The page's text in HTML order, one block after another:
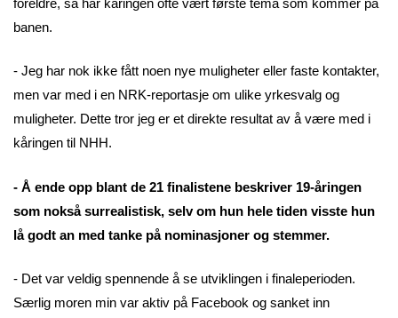
banen.
- Jeg har nok ikke fått noen nye muligheter eller faste kontakter,
men var med i en NRK-reportasje om ulike yrkesvalg og
muligheter. Dette tror jeg er et direkte resultat av å være med i
kåringen til NHH.
- Å ende opp blant de 21 finalistene beskriver 19-åringen
som nokså surrealistisk, selv om hun hele tiden visste hun
lå godt an med tanke på nominasjoner og stemmer.
- Det var veldig spennende å se utviklingen i finaleperioden.
Særlig moren min var aktiv på Facebook og sanket inn